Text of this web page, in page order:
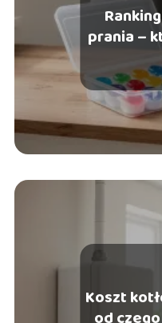
prania –
Koszt